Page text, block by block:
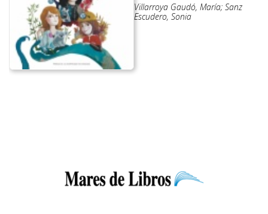
Villarroya Gaudó, María; Sanz
Escudero, Sonia